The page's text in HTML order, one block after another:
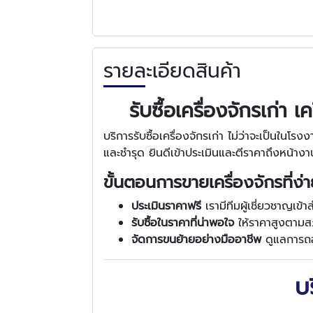
รายละเอียดสินค้า
รับซื้อเครื่องจักรเก่า
บริการรับซื้อเครื่องจักรเก่า ไม่ว่าจะเป็นใน
และชำรุด ยินดีเข้าประเมินและตีราคาถึงหน้
ขั้นตอนการขายเครื่องจักรที่ง่า
ประเมินราคาฟรี เรามีทีมผู้เชี่ยวชาญเข้
รับซื้อในราคาที่น่าพอใจให้ราคาสูงตาม
จัดการขนย้ายอย่างมืออาชีพ ดูแลการ